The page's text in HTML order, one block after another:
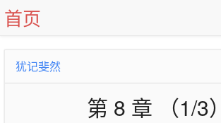
首页
犹记斐然
第 8 章 （1/3）